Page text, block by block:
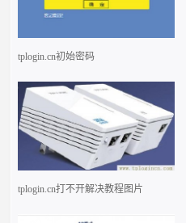
tplogin.cn初始密码
tplogin.cn打不开解决教程图片